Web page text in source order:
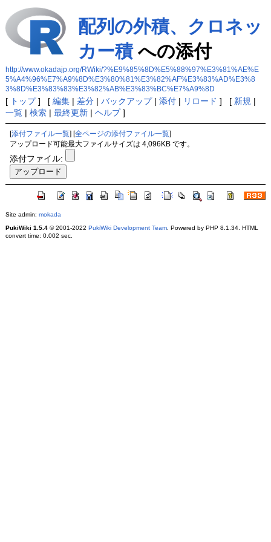
配列の外積、クロネッ
カー積への添付
http://www.okadajp.org/RWiki/?%E9%85%8D%E5%88%97%E3%81%AE%E
5%A4%96%E7%A9%8D%E3%80%81%E3%82%AF%E3%83%AD%E3%8
3%8D%E3%83%83%E3%82%AB%E3%83%BC%E7%A9%8D
[ トップ] [ 編集| 差分| バックアップ| 添付| リロード ] [ 新規 |
一覧| 検索| 最終更新| ヘルプ]
[添付ファイル一覧 ] [全ページの添付ファイル一覧
アップロード可能最大ファイルサイズは 4,096KB です。
添付ファイル:
Site admin: mokada
PukiWiki 1.5.4© 2001-2022 PukiWiki Development Team. Powered by PHP 8.1.34. HTML
convert time: 0.002 sec.